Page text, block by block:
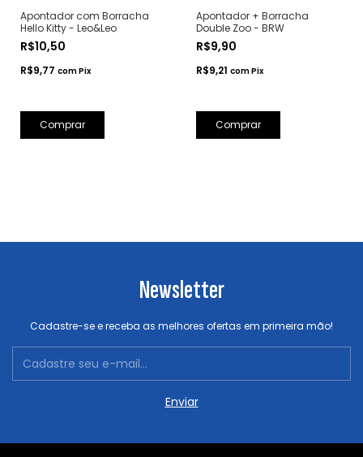
Apontador com Borracha
Hello Kitty - Leo&Leo
R$10,50
R$9,77 comPix
Apontador + Borracha
Double Zoo - BRW
R$9,90
R$9,21 comPix
Comprar
Newsletter
Cadastre-se e receba as melhores ofertas em primeira mão!